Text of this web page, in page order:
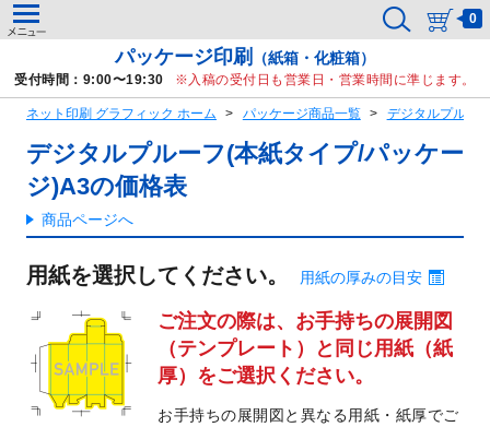
パッケージ印刷 （紙箱・化粧箱）
受付時間：9:00〜19:30 入稿の受付日も営業日・営業時間に準じます。
0
ネット印刷 グラフィック ホーム パッケージ商品一覧 デジタルプルー
デジタルプルーフ(本紙タイプ/パッケー
ジ)A3の価格表
商品ページへ
用紙を選択してください。 用紙の厚みの目安
ご注文の際は、お手持ちの展開図
（テンプレート）と 同じ用紙（紙
厚）をご選択ください。
お手持ちの展開図と異なる用紙・紙厚でご